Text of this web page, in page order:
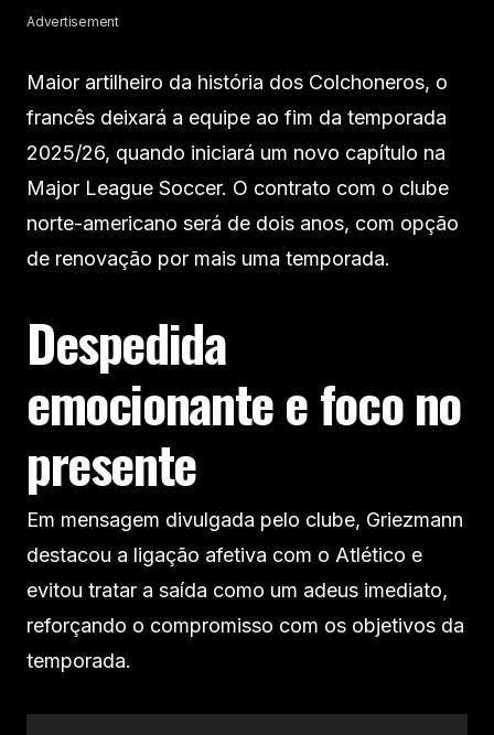
Advertisement
Maior artilheiro da história dos Colchoneros, o
francês deixará a equipe ao fim da temporada
2025/26, quando iniciará um novo capítulo na
Major League Soccer. O contrato com o clube
norte-americano será de dois anos, com opção
de renovação por mais uma temporada.
Despedida
emocionante e foco no
presente
Em mensagem divulgada pelo clube, Griezmann
destacou a ligação afetiva com o Atlético e
evitou tratar a saída como um adeus imediato,
reforçando o compromisso com os objetivos da
temporada.